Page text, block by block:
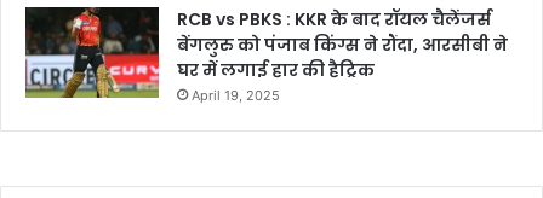
RCB vs PBKS : KKR के बाद रॉयल चैलेंजर्स
बेंगलुरु को पंजाब किंग्स ने रौंदा, आरसीबी ने
घर में लगाई हार की हैट्रिक
April 19, 2025